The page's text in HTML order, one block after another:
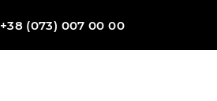
+38 (073) 007 00 00